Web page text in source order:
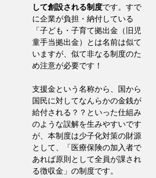
して創設される制度です。すで
に企業が負担・納付している
「子ども・子育て拠出金（旧児
童手当拠出金）とは名前は似て
いますが、似て非なる制度のた
め注意が必要です！
支援金という名称から、国から
国民に対してなんらかの金銭が
給付される？？といった仕組み
のような誤解を生みやすいです
が、本制度は少子化対策の財源
として、「医療保険の加入者で
あれば原則として全員が課され
る徴収金」の制度です。